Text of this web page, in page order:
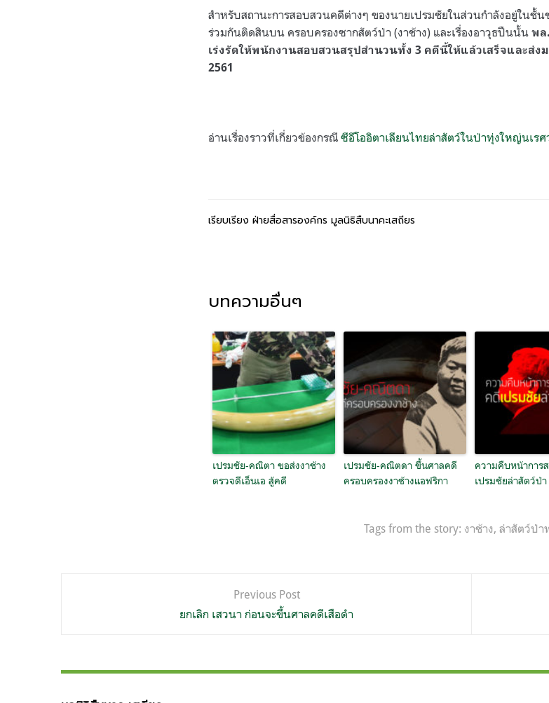
สำหรับสถานะการสอบสวนคดีต่างๆ ของนายเปรมชัยในส่วนกำลังอยู่ในชั้
ร่วมกันติดสินบน ครอบครองซากสัตว์ป่า (งาช้าง) และเรื่องอาวุธปืนนั้น พล
เร่งรัดให้พนักงานสอบสวนสรุปสำนวนทั้ง 3 คดีนี้ให้แล้วเสร็จและส่
2561
อ่านเรื่องราวที่เกี่ยวข้องกรณี ซีอีโออิตาเลียนไทยล่าสัตว์ในป่าทุ่งใหญ่นเร
เรียบเรียง ฝ่ายสื่อสารองค์กร มูลนิธิสืบนาคะเสถียร
บทความอื่นๆ
เปรมชัย-คณิตา ขอส่งงาช้าง
ตรวจดีเอ็นเอ สู้คดี
เปรมชัย-คณิตดา ขึ้นศาลคดี
ครอบครองงาช้างแอฟริกา
ความคืบหน้าการ
เปรมชัยล่าสัตว์ป่า
Tags from the story: งาช้าง, ล่าสัตว์ป่า
Previous Post
ยกเลิก เสวนา ก่อนจะขึ้นศาลคดีเสือดำ